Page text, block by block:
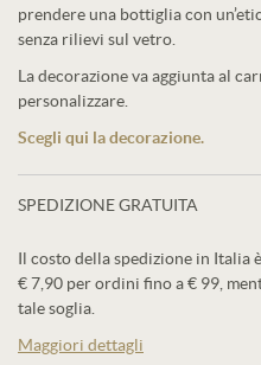
prendere una bottiglia con
senza rilievi sul vetro.
La decorazione va aggiunta al
personalizzare.
Scegli qui la decorazione.
SPEDIZIONE GRATUITA
Il costo della spedizione in Italia
€ 7,90 per ordini fino a € 99,
tale soglia.
Maggiori dettagli